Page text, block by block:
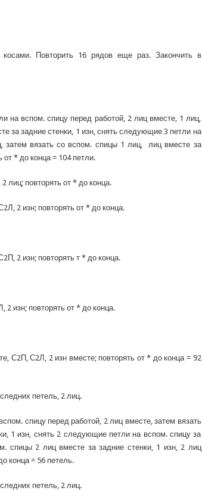
Повторить 16 рядов еще раз. Закончить в
на вспом. спицу перед работой, 2 лиц вместе, 1 лиц,
за задние стенки, 1 изн, снять следующие 3 петли на
затем вязать со вспом. спицы 1 лиц, лиц вместе за
от * до конца = 104 петли.
лиц; повторять от * до конца.
2 изн; повторять от * до конца.
2 изн; повторять т * до конца.
изн; повторять от * до конца.
С2П, С2Л, 2 изн вместе; повторять от * до конца = 92
петель, 2 лиц.
спицу перед работой, 2 лиц вместе, затем вязать
1 изн, снять 2 следующие петли на вспом. спицу за
спицы 2 лиц вместе за задние стенки, 1 изн, 2 лиц
конца = 56 петель.
петель, 2 лиц.